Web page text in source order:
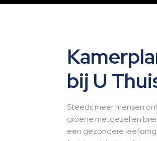
bij U
Steeds meer mensen
groene metgezellen
een gezondere